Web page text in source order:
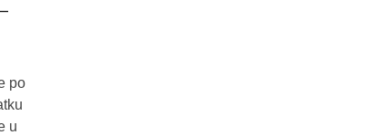
po
u